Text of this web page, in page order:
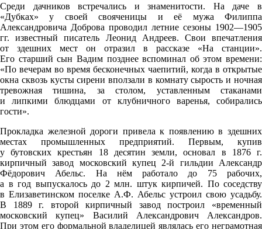
Среди дачников встречались и знаменитости. На даче в
«Дубках» у своей свояченицы и её мужа Филиппа
Александровича Доброва проводил летние сезоны 1902—1905
гг. известный писатель Леонид Андреев. Свои впечатления
от здешних мест он отразил в рассказе «На станции».
Его старший сын Вадим позднее вспоминал об этом времени:
«По вечерам во время бесконечных чаепитий, когда в открытые
окна сквозь кусты сирени вползали в комнату сырость и ночная
тревожная тишина, за столом, уставленным стаканами
и липкими блюдцами от клубничного варенья, собирались
гости».
Прокладка железной дороги привела к появлению в здешних
местах промышленных предприятий. Первым, купив
у бутовских крестьян 18 десятин земли, основал в 1876 г.
кирпичный завод московский купец 2-й гильдии Александр
Фёдорович Абельс. На нём работало до 75 рабочих,
а в год выпускалось до 2 млн. штук кирпичей. По соседству
в Елизаветинском поселке А.Ф. Абельс устроил свою усадьбу.
В 1889 г. второй кирпичный завод построил «временный
московский купец» Василий Александрович Александров.
При этом его формальной владелицей являлась его неграмотная